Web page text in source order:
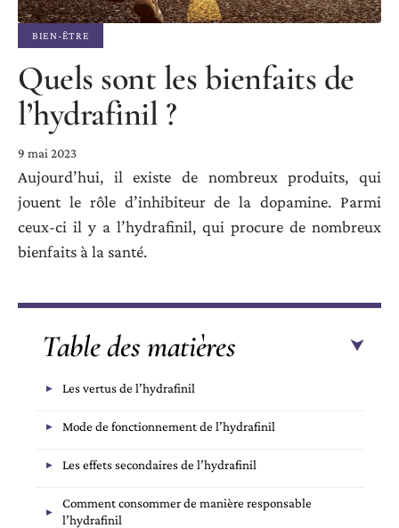
BIEN-ÊTRE
Quels sont les bienfaits de
l’hydrafinil ?
9 mai 2023
Aujourd’hui, il existe de nombreux produits, qui
jouent le rôle d’inhibiteur de la dopamine. Parmi
ceux-ci il y a l’hydrafinil, qui procure de nombreux
bienfaits à la santé.
Table des matières
Les vertus de l’hydrafinil
Mode de fonctionnement de l’hydrafinil
Les effets secondaires de l’hydrafinil
Comment consommer de manière responsable
l’hydrafinil